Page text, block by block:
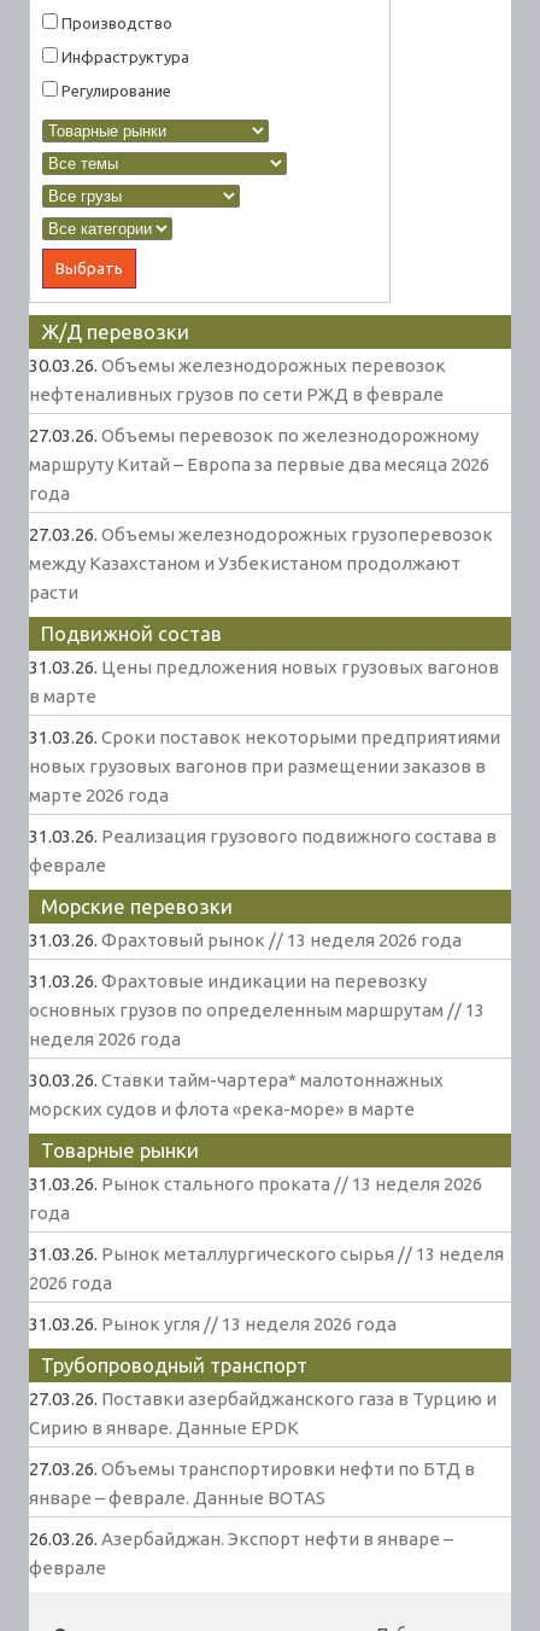
Производство
Инфраструктура
Регулирование
Ж/Д перевозки
30.03.26. Объемы железнодорожных перевозок
нефтеналивных грузов по сети РЖД в феврале
27.03.26. Объемы перевозок по железнодорожному
маршруту Китай – Европа за первые два месяца 2026
года
27.03.26. Объемы железнодорожных грузоперевозок
между Казахстаном и Узбекистаном продолжают
расти
Подвижной состав
31.03.26. Цены предложения новых грузовых вагонов
в марте
31.03.26. Сроки поставок некоторыми предприятиями
новых грузовых вагонов при размещении заказов в
марте 2026 года
31.03.26. Реализация грузового подвижного состава в
феврале
Морские перевозки
31.03.26. Фрахтовый рынок // 13 неделя 2026 года
31.03.26. Фрахтовые индикации на перевозку
основных грузов по определенным маршрутам // 13
неделя 2026 года
30.03.26. Ставки тайм-чартера* малотоннажных
морских судов и флота «река-море» в марте
Товарные рынки
31.03.26. Рынок стального проката // 13 неделя 2026
года
31.03.26. Рынок металлургического сырья // 13 неделя
2026 года
31.03.26. Рынок угля // 13 неделя 2026 года
Трубопроводный транспорт
27.03.26. Поставки азербайджанского газа в Турцию и
Сирию в январе. Данные EPDK
27.03.26. Объемы транспортировки нефти по БТД в
январе – феврале. Данные BOTAS
26.03.26. Азербайджан. Экспорт нефти в январе –
феврале